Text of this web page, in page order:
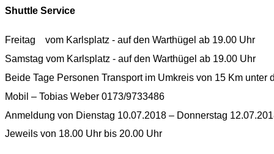
Shuttle
Freitag vom Karlsplatz - auf den Warthügel ab 19.00 Uhr
Samstag vom Karlsplatz - auf den Warthügel ab 19.00 Uhr
Beide Tage Personen Transport im Umkreis von 15 Km unter
Mobil – Tobias Weber 0173/9733486
Anmeldung von Dienstag 10.07.2018 – Donnerstag
Jeweils von 18.00 Uhr bis 20.00 Uhr